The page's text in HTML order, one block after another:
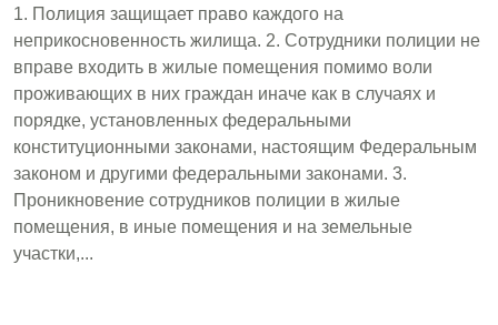
1. Полиция защищает право каждого на
неприкосновенность жилища. 2. Сотрудники полиции не
вправе входить в жилые помещения помимо воли
проживающих в них граждан иначе как в случаях и
порядке, установленных федеральными
конституционными законами, настоящим Федеральным
законом и другими федеральными законами. 3.
Проникновение сотрудников полиции в жилые
помещения, в иные помещения и на земельные
участки,...